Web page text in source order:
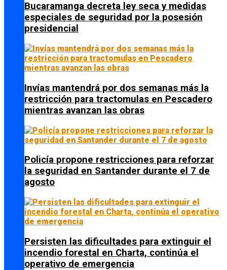
Bucaramanga decreta ley seca y medidas
especiales de seguridad por la posesión
presidencial
Invías mantendrá por dos semanas más la
restricción para tractomulas en Pescadero
mientras avanzan las obras
Policía propone restricciones para reforzar
la seguridad en Santander durante el 7 de
agosto
Persisten las dificultades para extinguir el
incendio forestal en Charta, continúa el
operativo de emergencia